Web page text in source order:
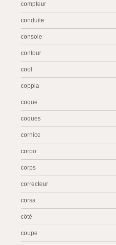
compteur
conduite
console
contour
cool
coppia
coque
coques
cornice
corpo
corps
correcteur
corsa
côté
coupe